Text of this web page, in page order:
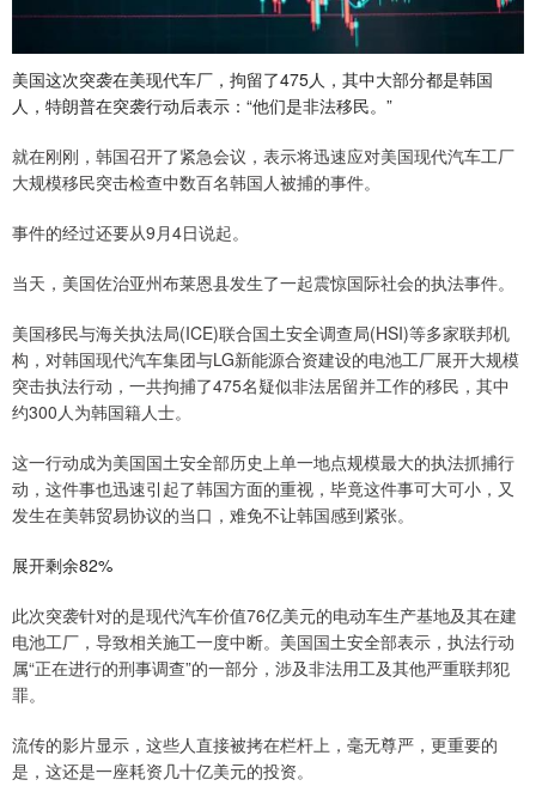
美国这次突袭在美现代车厂，拘留了475人，其中大部分都是韩国
人，特朗普在突袭行动后表示：“他们是非法移民。”
就在刚刚，韩国召开了紧急会议，表示将迅速应对美国现代汽车工厂
大规模移民突击检查中数百名韩国人被捕的事件。
事件的经过还要从9月4日说起。
当天，美国佐治亚州布莱恩县发生了一起震惊国际社会的执法事件。
美国移民与海关执法局(ICE)联合国土安全调查局(HSI)等多家联邦机
构，对韩国现代汽车集团与LG新能源合资建设的电池工厂展开大规模
突击执法行动，一共拘捕了475名疑似非法居留并工作的移民，其中
约300人为韩国籍人士。
这一行动成为美国国土安全部历史上单一地点规模最大的执法抓捕行
动，这件事也迅速引起了韩国方面的重视，毕竟这件事可大可小，又
发生在美韩贸易协议的当口，难免不让韩国感到紧张。
展开剩余82%
此次突袭针对的是现代汽车价值76亿美元的电动车生产基地及其在建
电池工厂，导致相关施工一度中断。美国国土安全部表示，执法行动
属“正在进行的刑事调查”的一部分，涉及非法用工及其他严重联邦犯
罪。
流传的影片显示，这些人直接被拷在栏杆上，毫无尊严，更重要的
是，这还是一座耗资几十亿美元的投资。